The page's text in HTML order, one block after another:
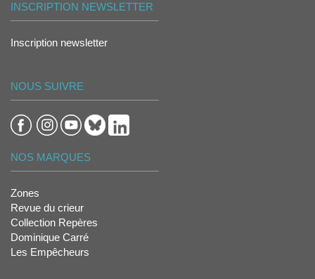
INSCRIPTION NEWSLETTER
Inscription newsletter
NOUS SUIVRE
NOS MARQUES
Zones
Revue du crieur
Collection Repères
Dominique Carré
Les Empêcheurs